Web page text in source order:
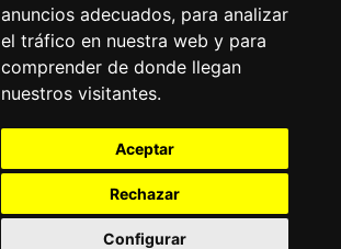
anuncios adecuados, para analizar
el tráfico en nuestra web y para
comprender de donde llegan
nuestros visitantes.
Aceptar
Rechazar
Configurar